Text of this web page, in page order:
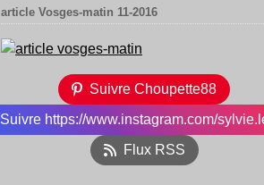
article Vosges-matin 11-2016
Suivre Choupette88
Suivre https://www.instagram.com/
Flux RSS